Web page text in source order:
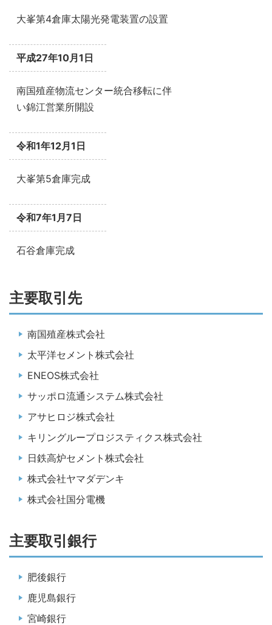
大峯第4倉庫太陽光発電装置の設置
平成27年10月1日
南国殖産物流センター統合移転に伴
い錦江営業所開設
令和1年12月1日
大峯第5倉庫完成
令和7年1月7日
石谷倉庫完成
主要取引先
南国殖産株式会社
太平洋セメント株式会社
ENEOS株式会社
サッポロ流通システム株式会社
アサヒロジ株式会社
キリングループロジスティクス株式会社
日鉄高炉セメント株式会社
株式会社ヤマダデンキ
株式会社国分電機
主要取引銀行
肥後銀行
鹿児島銀行
宮崎銀行